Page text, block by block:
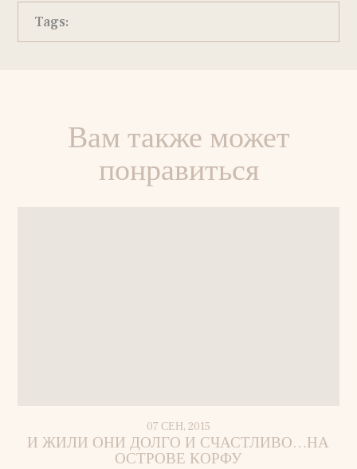
Tags:
Вам также может
понравиться
07 СЕН, 2015
И ЖИЛИ ОНИ ДОЛГО И СЧАСТЛИВО…НА
ОСТРОВЕ КОРФУ